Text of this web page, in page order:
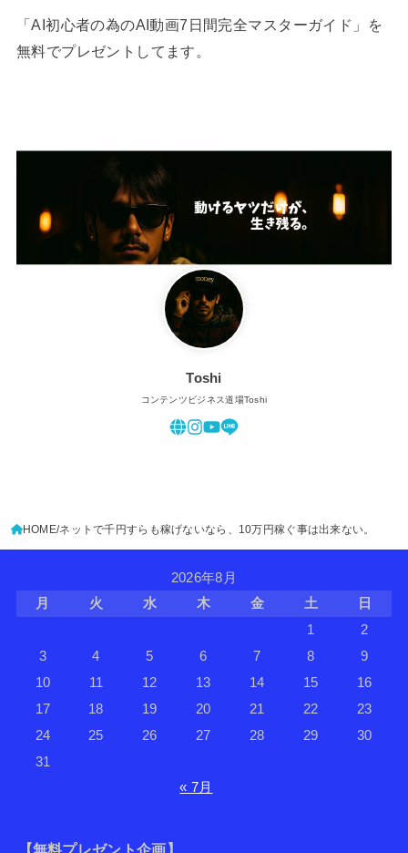
「AI初心者の為のAI動画7日間完全マスターガイド」を
無料でプレゼントしてます。
Toshi
コンテンツビジネス道場Toshi
HOME ネットで千円すらも稼げないなら、10万円稼ぐ事は出来ない。
2026年8月
月
火 水 木 金 土
日
1
2
3
4 5 6 7 8
9
10
11 12 13 14 15
16
17
18 19 20 21 22
23
24
25 26 27 28 29
30
31
« 7月
【無料プレゼント企画】